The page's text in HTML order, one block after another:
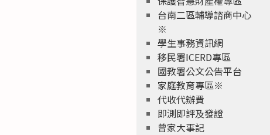
台南二區輔導諮商中心
※
學生事務資訊網
移民署ICERD專區
國教署公文公告平台
家庭教育專區※
代收代辦費
即測即評及發證
曾家大事記